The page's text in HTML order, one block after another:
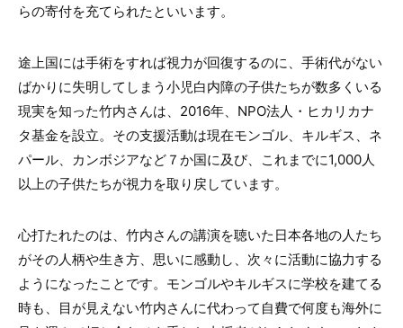
らの寄付を充てられたといいます。
途上国には手術をすれば視力が回復するのに、手術代がない
ばかりに失明してしまう小児白内障の子供たちが数多くいる
現実を知った竹内さんは、2016年、NPO法人・ヒカリカナ
タ基金を設立。その支援活動は現在モンゴル、キルギス、ネ
パール、カンボジアなど７か国に及び、これまでに1,000人
以上の子供たちが視力を取り戻しています。
心打たれたのは、竹内さんの講演を聴いた日本各地の人たち
がその人柄や生き方、思いに感動し、次々に活動に協力する
ようになったことです。モンゴルやキルギスに学校を建てる
時も、目が見えない竹内さんに代わって自費で何度も海外に